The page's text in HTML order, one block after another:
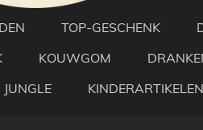
TOP-GESCHENK
KOUWGOM
JUNGLE KINDERARTIKELEN